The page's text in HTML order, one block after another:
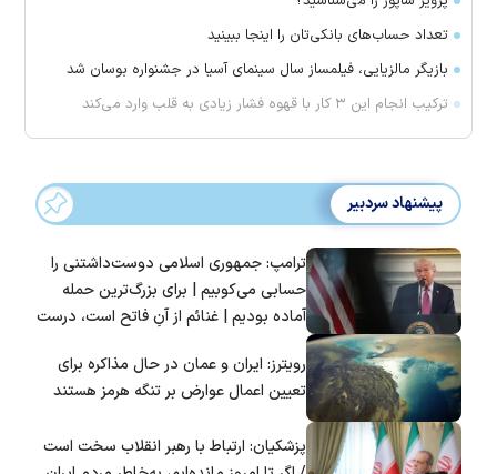
تعداد حساب‌های بانکی‌تان را اینجا ببینید
بازیگر مالزیایی، فیلمساز سال سینمای آسیا در جشنواره بوسان شد
ترکیب انجام این ۳ کار با قهوه فشار زیادی به قلب وارد می‌کند
پیشنهاد سردبیر
ترامپ: جمهوری اسلامی دوست‌داشتنی را
حسابی می‌کوبیم | برای بزرگ‌ترین حمله
آماده بودیم | غنائم از آنِ فاتح است، درست
رویترز: ایران و عمان در حال مذاکره برای
تعیین اعمال عوارض بر تنگه هرمز هستند
پزشکیان: ارتباط با رهبر انقلاب سخت است